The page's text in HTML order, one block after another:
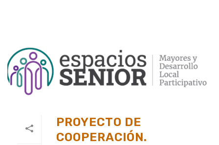
PROYECTO DE
COOPERACIÓN.